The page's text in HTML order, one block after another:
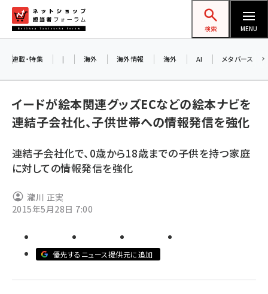
ン
ネットショップ担当者フォーラム
検索 MENU
yahoo (1900)
ecbeing (1207)
base (1074)
連載・特集 | 海外 海外情報 海外 AI メタバース
イードが絵本関連グッズECなどの絵本ナビを
連結子会社化、子供世帯への情報発信を強化
連結子会社化で、0歳から18歳までの子供を持つ家庭
に対しての情報発信を強化
瀧川 正実
2015年5月28日 7:00
優先するニュース提供元に追加